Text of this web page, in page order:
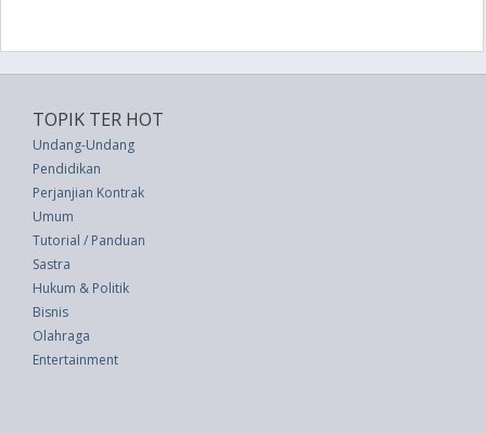
TOPIK TER HOT
Undang-Undang
Pendidikan
Perjanjian Kontrak
Umum
Tutorial / Panduan
Sastra
Hukum & Politik
Bisnis
Olahraga
Entertainment